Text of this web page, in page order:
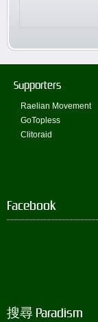
Supporters
Raelian Movement
GoTopless
Clitoraid
Facebook
搜尋 Paradism